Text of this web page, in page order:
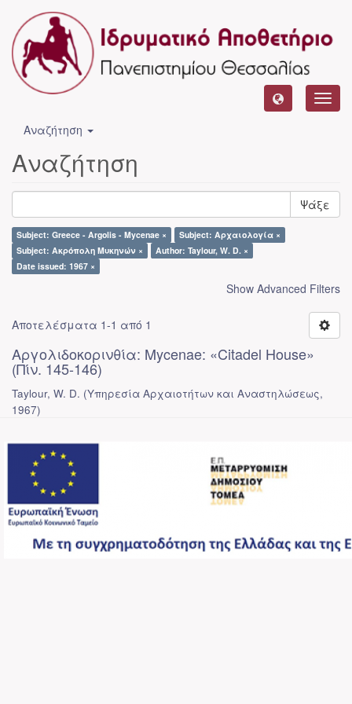
Αναζήτηση
Αναζήτηση
Ψάξε
Subject: Greece - Argolis - Mycenae ×
Subject: Αρχαιολογία ×
Subject: Ακρόπολη Μυκηνών ×
Author: Taylour, W. D. ×
Date issued: 1967 ×
Show Advanced Filters
Αποτελέσματα 1-1 από 1
Αργολιδοκορινθία: Mycenae: «Citadel House»
(Πίν. 145-146)
Taylour, W. D. (Υπηρεσία Αρχαιοτήτων και Αναστηλώσεως,
1967)